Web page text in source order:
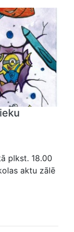
plkst. 18.00
aktu zālē